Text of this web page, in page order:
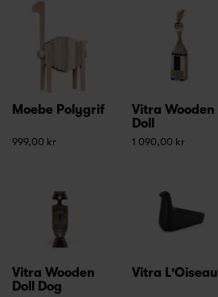
Moebe Polygrif
999,00 kr
Vitra Wooden
Doll
1 090,00 kr
Vitra Wooden
Doll Dog
Vitra L'Oiseau